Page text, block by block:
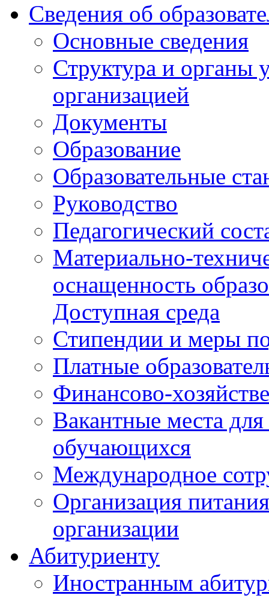
Сведения об
Основные сведения
Структура и органы
организацией
Документы
Образование
Образовательные
Руководство
Педагогический
Материально-
оснащенность
Доступная среда
Стипендии и меры
Платные
Финансово-
Вакантные места
обучающихся
Международное
Организация
организации
Абитуриенту
Иностранным